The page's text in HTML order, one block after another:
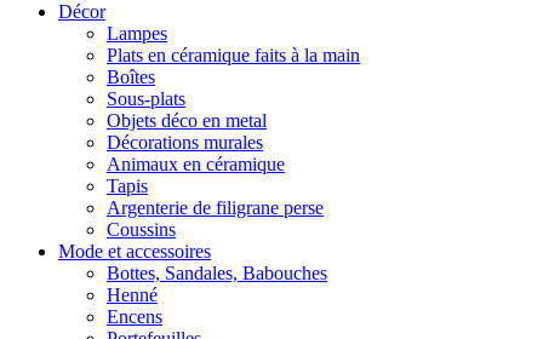
Décor
Lampes
Plats en céramique faits à la main
Boîtes
Sous-plats
Objets déco en metal
Décorations murales
Animaux en céramique
Tapis
Argenterie de filigrane perse
Coussins
Mode et accessoires
Bottes, Sandales, Babouches
Henné
Encens